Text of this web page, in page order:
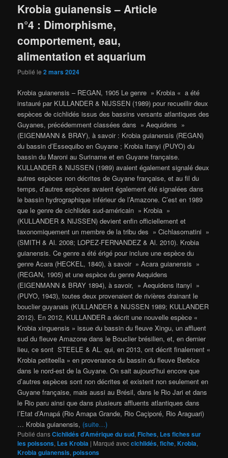
Krobia guianensis – Article
n°4 : Dimorphisme,
comportement, eau,
alimentation et aquarium
Publié le2 mars 2024
Krobia guianensis – REGAN, 1905 Le genre » Krobia « a été
instauré par KULLANDER & NIJSSEN (1989) pour recueillir deux
espèces de cichlidés issus des bassins versants atlantiques des
Guyanes, précédemment classées dans » Aequidens »
(EIGENMANN & BRAY), à savoir : Krobia guianensis (REGAN)
du bassin d’Essequibo en Guyane ; Krobia itanyi (PUYO) du
bassin du Maroni au Suriname et en Guyane française.
KULLANDER & NIJSSEN (1989) avaient également signalé deux
autres espèces non décrites de Guyane française, et au fil du
temps, d’autres espèces avaient également été signalées dans
le bassin hydrographique inférieur de l’Amazone. C’est en 1989
que le genre de cichlidés sud-américain » Krobia »
(KULLANDER & NIJSSEN) devient enfin officiellement et
taxonomiquement un membre de la tribu des » Cichlasomatini »
(SMITH & Al. 2008; LOPEZ-FERNANDEZ & Al. 2010). Krobia
guianensis. Ce genre a été érigé pour inclure une espèce du
genre Acara (HECKEL, 1840), à savoir » Acara guianensis »
(REGAN, 1905) et une espèce du genre Aequidens
(EIGENMANN & BRAY 1894), à savoir, » Aequidens itanyi »
(PUYO, 1943), toutes deux provenaient de rivières drainant le
bouclier guyanais (KULLANDER & NIJSSEN 1989; KULLANDER
2012). En 2012, KULLANDER a décrit une nouvelle espèce «
Krobia xinguensis » issue du bassin du fleuve Xingu, un affluent
sud du fleuve Amazone dans le Bouclier brésilien, et, en dernier
lieu, ce sont STEELE & AL. qui, en 2013, ont décrit finalement «
Krobia petiteella » en provenance du bassin du fleuve Berbice
dans le nord-est de la Guyane. On sait aujourd’hui encore que
d’autres espèces sont non décrites et existent non seulement en
Guyane française, mais aussi au Brésil, dans le Rio Jari et dans
le Rio paru ainsi que dans plusieurs affluents atlantiques dans
l’Etat d’Amapá (Rio Amapa Grande, Rio Caçiporé, Rio Araguari)
… Krobia guianensis, (suite…)
Publié dansCichlidés d’Amérique du sud,Fiches, Les fiches sur
les poissons, Les Krobia | Marqué aveccichlidés,fiche,Krobia,
Krobia guianensis,poissons